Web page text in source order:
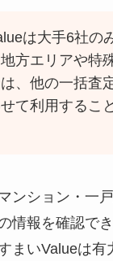
は大手6社の
方エリアや特
、他の一括査
て利用するこ
ンション・一
情報を確認で
まいValueは有